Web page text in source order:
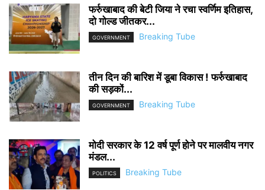
फर्रुखाबाद की बेटी जिया ने रचा स्वर्णिम इतिहास,
दो गोल्ड जीतकर...
GOVERNMENT Breaking Tube
तीन दिन की बारिश में डूबा विकास ! फर्रुखाबाद
की सड़कों...
GOVERNMENT Breaking Tube
मोदी सरकार के 12 वर्ष पूर्ण होने पर मालवीय नगर
मंडल...
POLITICS Breaking Tube